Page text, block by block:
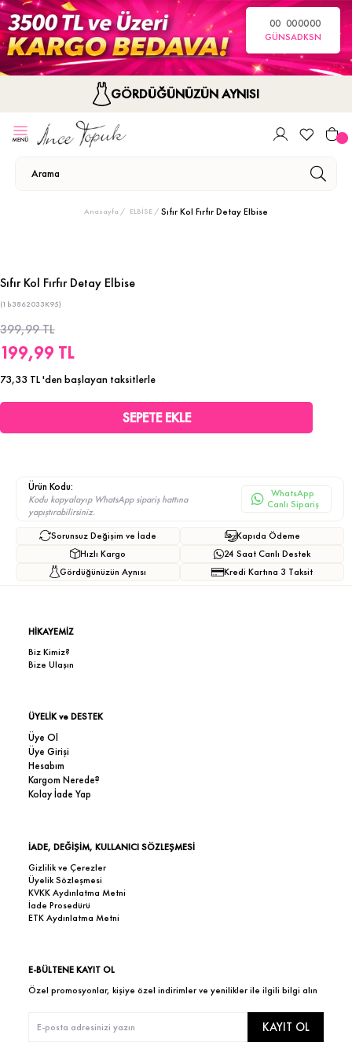
00
GÜN
00
SA
00
DK
00
SN
GÖRDÜĞÜNÜZÜN AYNISI
Anasayfa ELBİSE Sıfır Kol Fırfır Detay Elbise
Sıfır Kol Fırfır Detay Elbise
(1b3862033K95)
399,99 TL
199,99 TL
73,33 TL'den başlayan taksitlerle
Ürün Kodu:
Kodu kopyalayıp WhatsApp sipariş hattına
yapıştırabilirsiniz.
WhatsApp
Canlı Sipariş
Sorunsuz Değişim ve İade
Hızlı Kargo
Gördüğünüzün Aynısı
Kapıda Ödeme
24 Saat Canlı Destek
Kredi Kartına 3 Taksit
HİKAYEMİZ
Biz Kimiz?
Bize Ulaşın
ÜYELİK ve DESTEK
Üye Ol
Üye Girişi
Hesabım
Kargom Nerede?
Kolay İade Yap
İADE, DEĞİŞİM, KULLANICI SÖZLEŞMESİ
Gizlilik ve Çerezler
Üyelik Sözleşmesi
KVKK Aydınlatma Metni
İade Prosedürü
ETK Aydınlatma Metni
E-BÜLTENE KAYIT OL
Özel promosyonlar, kişiye özel indirimler ve yenilikler ile ilgili bilgi alın
KAYIT OL